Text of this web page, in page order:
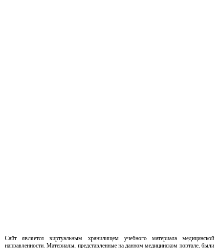
Сайт является виртуальным хранилищем учебного материала медицинской
направленности. Материалы, представленные на данном медицинском портале, были